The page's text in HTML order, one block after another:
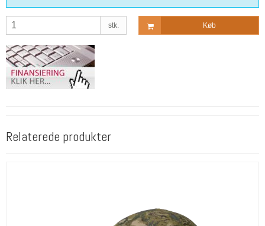
stk. Køb
Relaterede produkter